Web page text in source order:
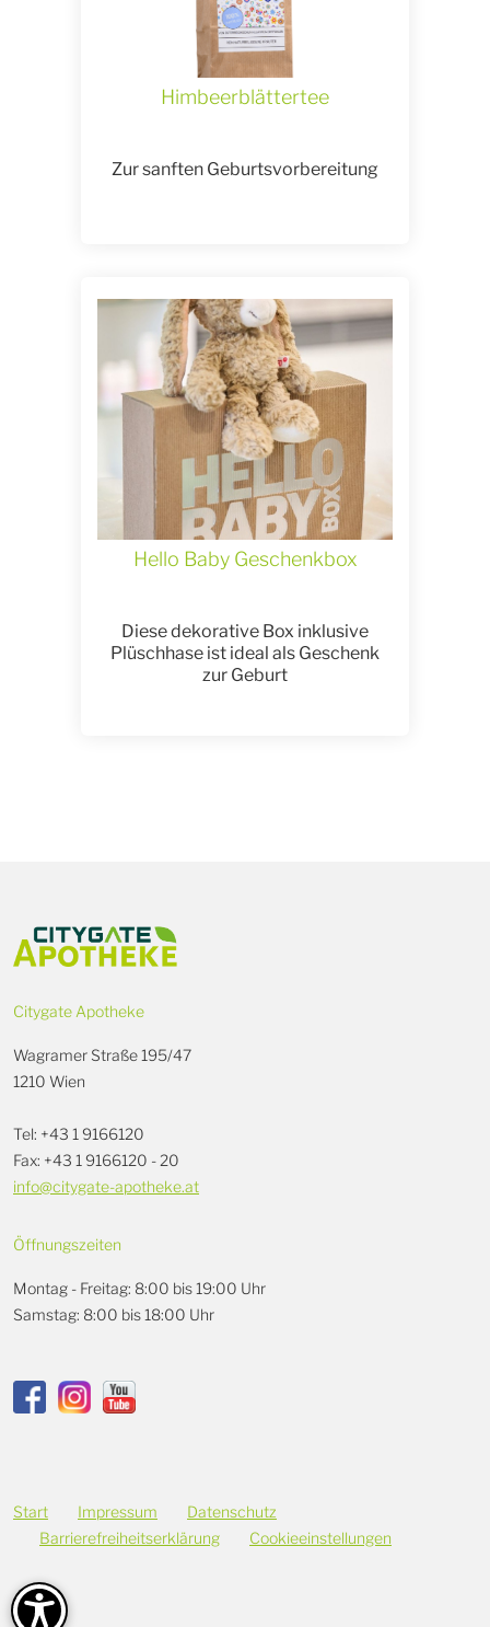
Himbeerblättertee
Zur sanften Geburtsvorbereitung
Hello Baby Geschenkbox
Diese dekorative Box inklusive
Plüschhase ist ideal als Geschenk
zur Geburt
Citygate Apotheke
Wagramer Straße 195/47
1210 Wien
Tel: +43 1 9166120
Fax: +43 1 9166120 - 20
info@citygate-apotheke.at
Öffnungszeiten
Montag - Freitag: 8:00 bis 19:00 Uhr
Samstag: 8:00 bis 18:00 Uhr
Start Impressum
Datenschutz
Barrierefreiheitserklärung
Cookieeinstellungen